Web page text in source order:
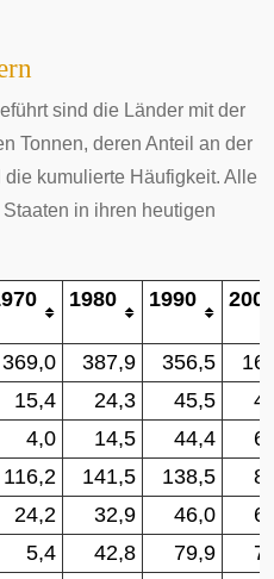
sind die Länder mit der
Tonnen, deren Anteil an der
die kumulierte Häufigkeit. Alle
in ihren heutigen
1980 1990
369,0 387,9 356,5
15,4 24,3 45,5
4,0 14,5 44,4
116,2 141,5 138,5
24,2 32,9 46,0
5,4 42,8 79,9